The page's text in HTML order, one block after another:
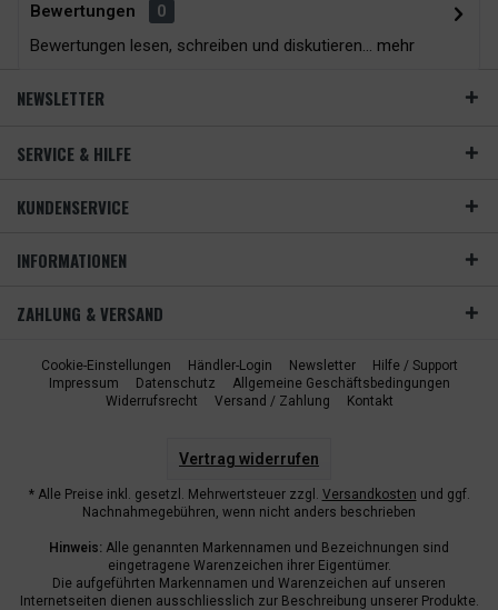
Bewertungen
0
Bewertungen lesen, schreiben und diskutieren... mehr
NEWSLETTER
SERVICE & HILFE
KUNDENSERVICE
INFORMATIONEN
ZAHLUNG & VERSAND
Cookie-Einstellungen Händler-Login Newsletter
Hilfe / Support
Impressum
Datenschutz
Allgemeine Geschäftsbedingungen
Widerrufsrecht
Versand / Zahlung Kontakt
Vertrag widerrufen
* Alle Preise inkl. gesetzl. Mehrwertsteuer zzgl. Versandkosten und ggf.
Nachnahmegebühren, wenn nicht anders beschrieben
Hinweis: Alle genannten Markennamen und Bezeichnungen sind
eingetragene Warenzeichen ihrer Eigentümer.
Die aufgeführten Markennamen und Warenzeichen auf unseren
Internetseiten dienen ausschliesslich zur Beschreibung unserer Produkte.